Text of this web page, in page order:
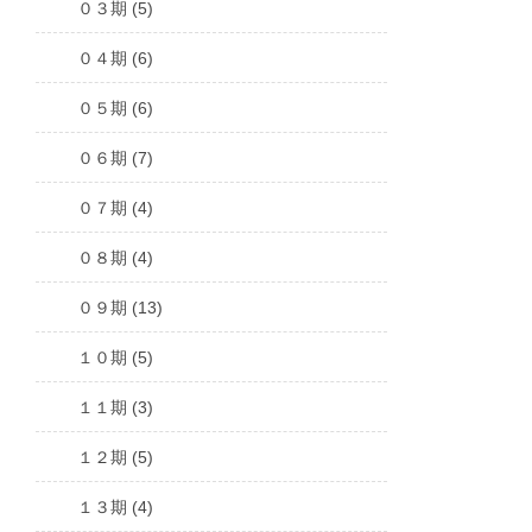
０３期 (5)
０４期 (6)
０５期 (6)
０６期 (7)
０７期 (4)
０８期 (4)
０９期 (13)
１０期 (5)
１１期 (3)
１２期 (5)
１３期 (4)